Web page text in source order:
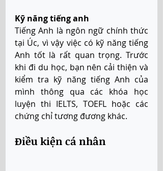
Kỹ năng tiếng anh
Tiếng Anh là ngôn ngữ chính thức
tại Úc, vì vậy việc có kỹ năng tiếng
Anh tốt là rất quan trọng. Trước
khi đi du học, bạn nên cải thiện và
kiểm tra kỹ năng tiếng Anh của
mình thông qua các khóa học
luyện thi IELTS, TOEFL hoặc các
chứng chỉ tương đương khác.
Điều kiện cá nhân